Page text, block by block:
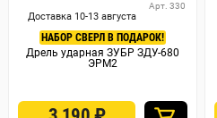
Доставка 10-13 августа
Арт. 330
НАБОР СВЕРЛ В ПОДАРОК!
Дрель ударная ЗУБР ЗДУ-680
ЭРМ2